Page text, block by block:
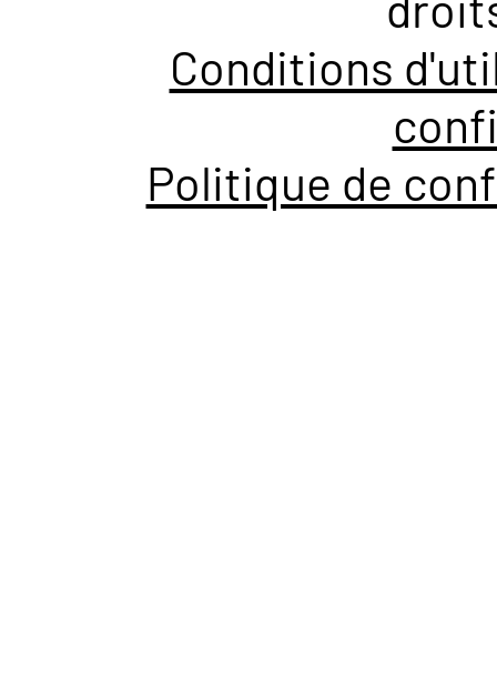
Conditions
Politique de